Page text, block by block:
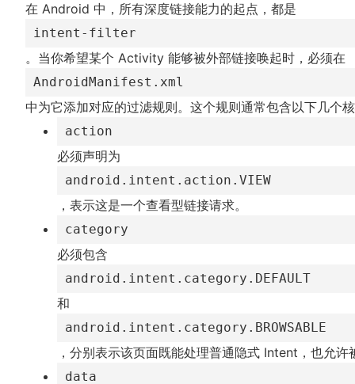
在 Android 中，所有深度链接能力的起点，都是
intent-filter
。当你希望某个 Activity 能够被外部链接唤起时，必须在
AndroidManifest.xml
中为它添加对应的过滤规则。这个规则通常包含以下几个
action
必须声明为
android.intent.action.VIEW
，表示这是一个查看型链接请求。
category
必须包含
android.intent.category.DEFAULT
和
android.intent.category.BROWSABLE
，分别表示该页面既能处理普通隐式 Intent，也允
data